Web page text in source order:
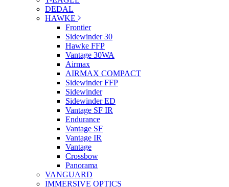
DEDAL
HAWKE
Frontier
Sidewinder 30
Hawke FFP
Vantage 30WA
Airmax
AIRMAX COMPACT
Sidewinder FFP
Sidewinder
Sidewinder ED
Vantage SF IR
Endurance
Vantage SF
Vantage IR
Vantage
Crossbow
Panorama
VANGUARD
IMMERSIVE OPTICS